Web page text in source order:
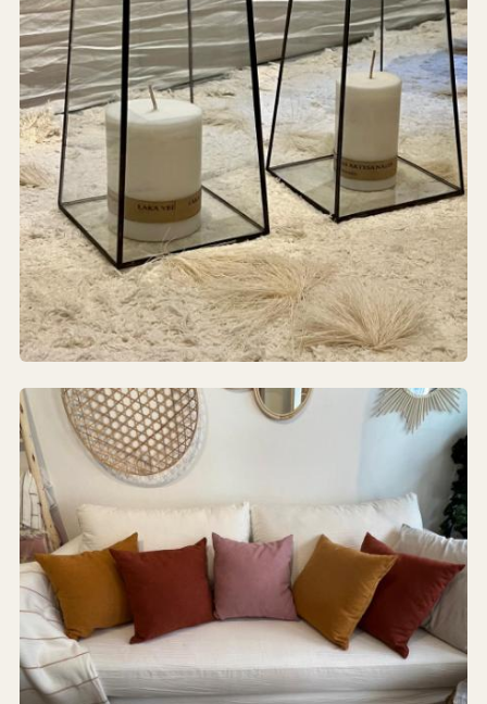
VAJILLA · BANDEJAS · MATES
Complementos Deco
FLOREROS · VELAS · ESPEJOS